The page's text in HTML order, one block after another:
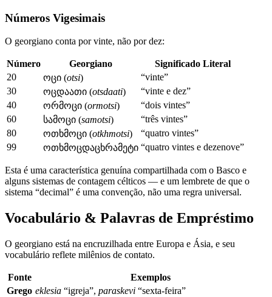
Números Vigesimais
O georgiano conta por vinte, não por dez:
Número Georgiano
Significado Literal
20
ოცი (otsi)
“vinte”
30
ოცდაათი (otsdaati)
“vinte e dez”
40
ორმოცი (ormotsi)
“dois vintes”
60
სამოცი (samotsi)
“três vintes”
80
ოთხმოცი (otkhmotsi)
“quatro vintes”
99
ოთხმოცდაცხრამეტი “quatro vintes e dezenove”
Esta é uma característica genuína compartilhada com o Basco e
alguns sistemas de contagem célticos — e um lembrete de que o
sistema “decimal” é uma convenção, não uma regra universal.
Vocabulário & Palavras de Empréstimo
O georgiano está na encruzilhada entre Europa e Ásia, e seu
vocabulário reflete milênios de contato.
Fonte
Exemplos
Grego eklesia “igreja”, paraskevi “sexta-feira”